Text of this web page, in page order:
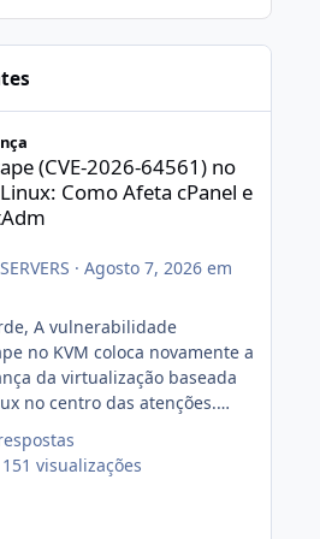
64561) no CloudLinux: Como Afeta
(CVE-2026-64561) no
Como Afeta cPanel e
· Agosto 7, 2026 em
A vulnerabilidade
no KVM coloca novamente a
da virtualização baseada
no centro das atenções.
Criamos uma breve
151 visualizações